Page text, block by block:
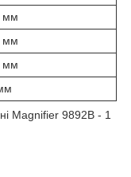
мм
мм
мм
Magnifier 9892B - 1